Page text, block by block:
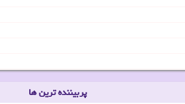
پربیننده ترین ها